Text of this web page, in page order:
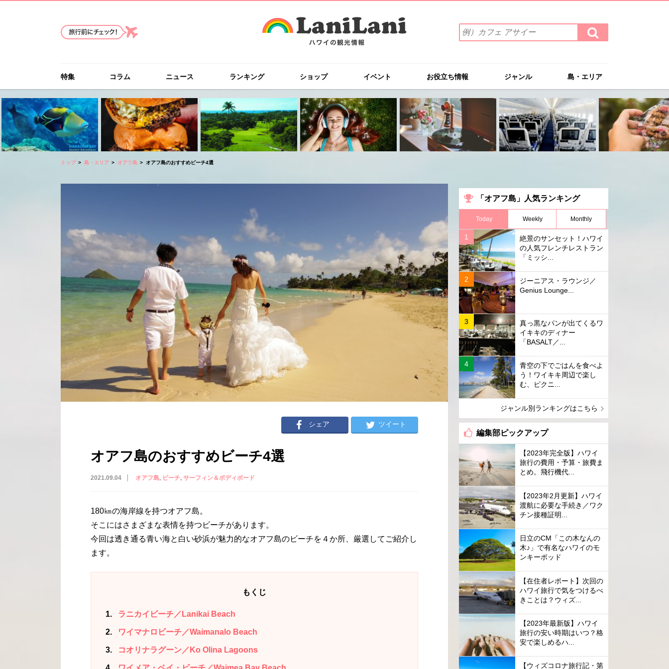
索
ワ
を
入
力
(例）
カ
フ
ェ
イ
ー
検
索
す
特集 コラム ニュース ランキング ショップ イベント お役立ち情報 ジャンル 島・エリア
トップ 島・エリア オアフ島 オアフ島のおすすめビーチ4選
シェア ツイート
オアフ島のおすすめビーチ4選
2021.09.04 オアフ島 ビーチ サーフィン＆ボディボード
180㎞の海岸線を持つオアフ島。
そこにはさまざまな表情を持つビーチがあります。
今回は透き通る青い海と白い砂浜が魅力的なオアフ島のビーチを４か所、厳選してご紹介し
ます。
もくじ
1 ラニカイビーチ／Lanikai Beach
2 ワイマナロビーチ／Waimanalo Beach
3 コオリナラグーン／Ko Olina Lagoons
「オアフ島」人気ランキング
Today Weekly Monthly
絶景のサンセット！ハワイ
の人気フレンチレストラン
「ミッシ...
ジーニアス・ラウンジ／
Genius Lounge...
真っ黒なパンが出てくるワ
イキキのディナー
「BASALT／...
青空の下でごはんを食べよ
う！ワイキキ周辺で楽し
む、ピクニ...
ジャンル別ランキングはこちら
編集部ピックアップ
【2023年完全版】ハワイ
旅行の費用・予算・旅費ま
とめ。飛行機代...
【2023年2月更新】ハワイ
渡航に必要な手続き／ワク
チン接種証明...
日立のCM「この木なんの
木♪」で有名なハワイのモ
ンキーポッド
【在住者レポート】次回の
ハワイ旅行で気をつけるべ
きことは？ウィズ...
【2023年最新版】ハワイ
旅行の安い時期はいつ？格
安で楽しめるハ...
【ウィズコロナ旅行記・第